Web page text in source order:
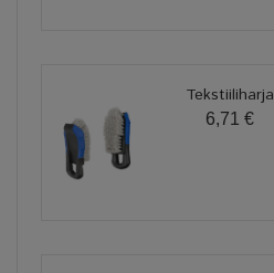
Tekstiiliharja
6,71 €